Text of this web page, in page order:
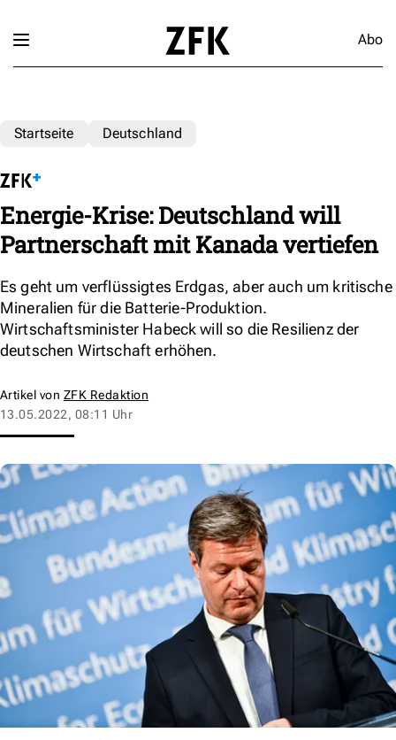
Abo
Startseite Deutschland
Energie-Krise: Deutschland will
Partnerschaft mit Kanada vertiefen
Es geht um verflüssigtes Erdgas, aber auch um kritische
Mineralien für die Batterie-Produktion.
Wirtschaftsminister Habeck will so die Resilienz der
deutschen Wirtschaft erhöhen.
Artikel von ZFK Redaktion
13.05.2022, 08:11 Uhr